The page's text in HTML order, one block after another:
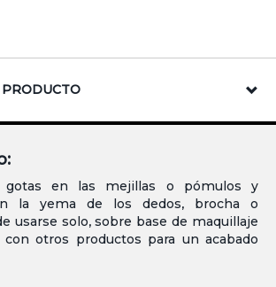
gotas en las mejillas o pómulos y
la yema de los dedos, brocha o
usarse solo, sobre base de maquillaje
otros productos para un acabado